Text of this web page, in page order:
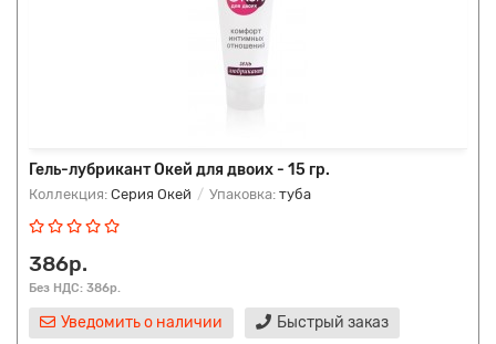
Гель-лубрикант Окей для двоих - 15 гр.
Коллекция: Серия Окей Упаковка: туба
386р.
Без НДС: 386р.
Уведомить о наличии Быстрый заказ